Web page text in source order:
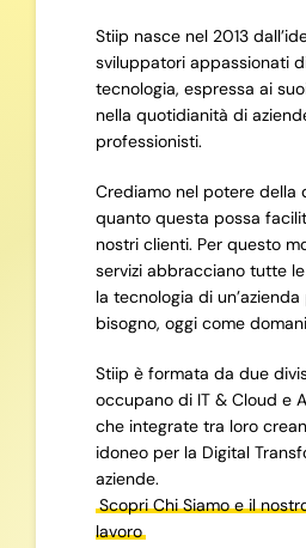
Stiip nasce nel 2013
sviluppatori appassionati
tecnologia, espressa ai
nella quotidianità di
professionisti.
Crediamo nel potere della
quanto questa possa
nostri clienti. Per questo
servizi abbracciano tutte
la tecnologia di
bisogno, oggi come
Stiip è formata da due
occupano di IT & Cloud e
che integrate tra loro
idoneo per la Digital
aziende.
Scopri Chi Siamo e il
lavoro